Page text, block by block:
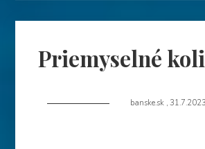
Priemyselné
banske.sk , 31.7.2023